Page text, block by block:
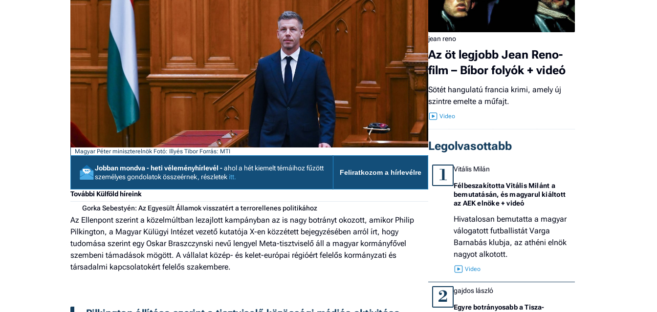
Magyar Péter miniszterelnök Fotó: Illyés Tibor Forrás: MTI
Jobban mondva - heti véleményhírlevél -ahol a hét kiemelt témáihoz fűzött
személyes gondolatok összeérnek, részletek itt.
Feliratkozom a hírlevélre
További Külföld híreink
Gorka Sebestyén: Az Egyesült Államok visszatért a terrorellenes politikához
Az Ellenpont szerint a közelmúltban lezajlott kampányban az is nagy botrányt okozott, amikor Philip
Pilkington, a Magyar Külügyi Intézet vezető kutatója X-en közzétett bejegyzésében arról írt, hogy
tudomása szerint egy Oskar Braszczynski nevű lengyel Meta-tisztviselő áll a magyar kormányfővel
szembeni támadások mögött. A vállalat közép- és kelet-európai régióért felelős kormányzati és
társadalmi kapcsolatokért felelős szakembere.
jean reno
Az öt legjobb Jean Reno-
film – Bíbor folyók + videó
Sötét hangulatú francia krimi, amely új
szintre emelte a műfajt.
Legolvasottabb
1 Vitális Milán
Félbeszakította Vitális Milánt a
bemutatásán, és magyarul kiáltott
az AEK elnöke + videó
Hivatalosan bemutatta a magyar
válogatott futballistát Varga
Barnabás klubja, az athéni elnök
nagyot alkotott.
2 gajdos lászló
Egyre botrányosabb a Tisza-